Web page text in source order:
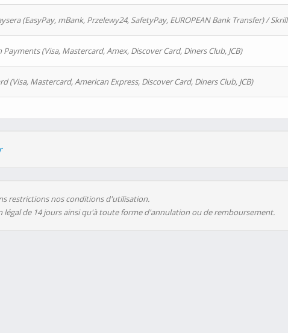
(EasyPay, mBank, Przelewy24, SafetyPay, EUROPEAN Bank Transfer) / Skrill
(Visa, Mastercard, Amex, Discover Card, Diners Club, JCB)
(Visa, Mastercard, American Express, Discover Card, Diners Club, JCB)
restrictions nos conditions d'utilisation.
de 14 jours ainsi qu'à toute forme d'annulation ou de remboursement.